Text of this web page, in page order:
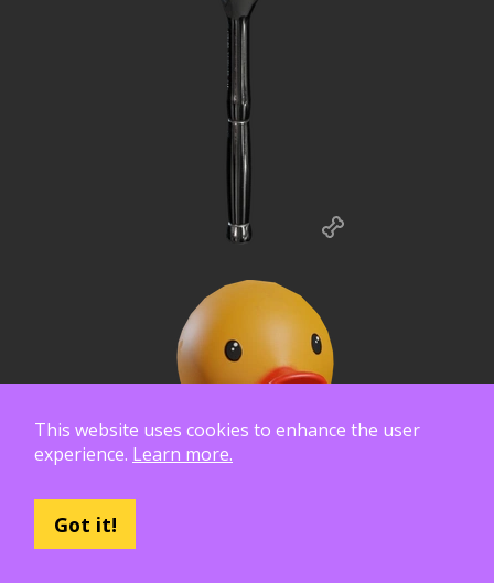
This website uses cookies to enhance the user
experience. Learn more.
Got it!